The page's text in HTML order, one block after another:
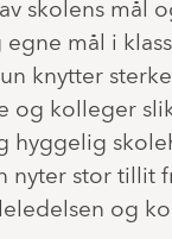
skolens mål
egne mål i
knytter
og kolleger
hyggelig
nyter stor tillit
og